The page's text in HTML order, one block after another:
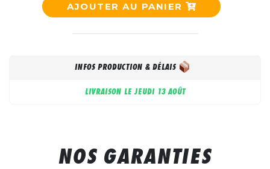
AJOUTER AU PANIER
INFOS PRODUCTION & DÉLAIS
LIVRAISON LEJEUDI 13 AOÛT
NOS GARANTIES